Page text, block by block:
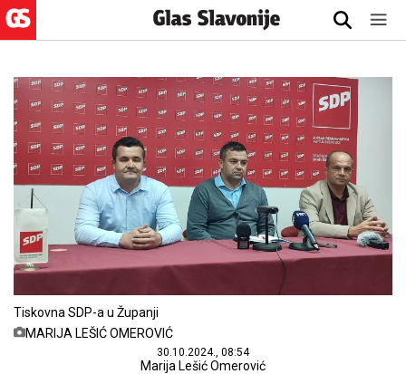
Tiskovna SDP-a u Županji
MARIJA LEŠIĆ OMEROVIĆ
30.10.2024., 08:54
Marija Lešić Omerović